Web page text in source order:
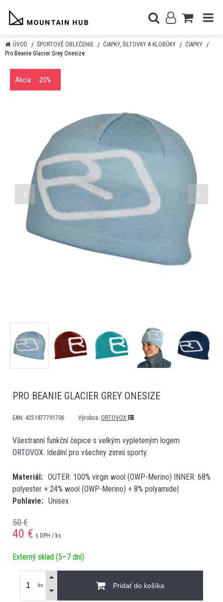
ÚVOD ŠPORTOVÉ OBLEČENIE ČIAPKY, ŠILTOVKY A KLOBÚKY
ČIAPKY
Pro Beanie Glacier Grey Onesize
Akcia -20%
PRO BEANIE GLACIER GREY ONESIZE
EAN: 4251877791706 Výrobca: ORTOVOX
Všestranní funkční čepice s velkým vypleteným logem
ORTOVOX. Ideální pro všechny zimní sporty.
Materiál
OUTER: 100% virgin wool (OWP-Merino) INNER: 68%
polyester + 24% wool (OWP-Merino) + 8% polyamide|
Pohlavie
Unisex
50 €
40 € s DPH / ks
Externý sklad (5–7 dní)
ks Pridať do košíka